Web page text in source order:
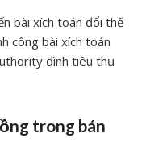
bài xích toán đổi thế
công bài xích toán
đình tiêu thụ
trong bán